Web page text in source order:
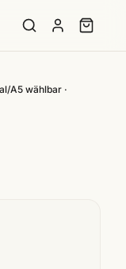
A5 wählbar ·